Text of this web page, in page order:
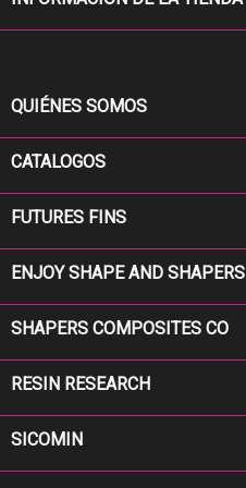
QUIÉNES SOMOS
CATALOGOS
FUTURES FINS
ENJOY SHAPE AND SHAPERS
SHAPERS COMPOSITES CO
RESIN RESEARCH
SICOMIN